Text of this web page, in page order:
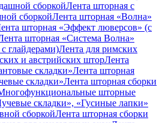
сборкойЛента шторная с
сборкойЛента шторная «Волна»
шторная «Эффект люверсов» (с
шторная «Система Волна»
глайдерами)Лента для римских
и австрийских шторЛента
складки»Лента шторная
складки»Лента шторная сборки
шторные
складки», «Гусиные лапки»
сборкойЛента шторная сборки